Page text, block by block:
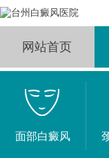
网站首页
面部白癜风